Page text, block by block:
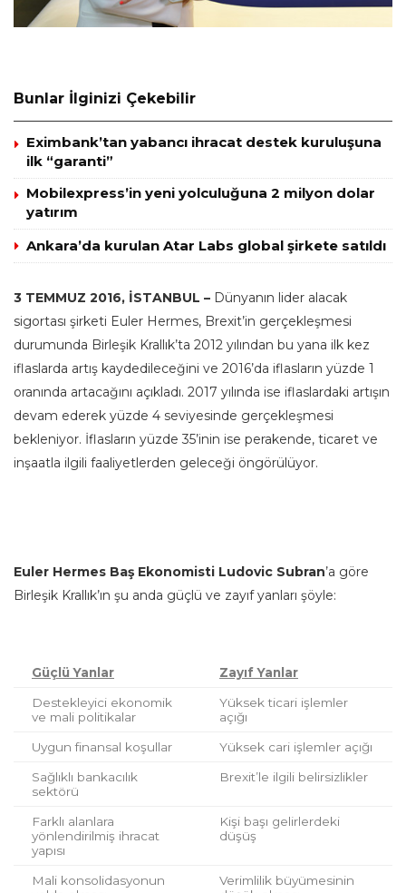
Bunlar İlginizi Çekebilir
Eximbank’tan yabancı ihracat destek kuruluşuna
ilk “garanti”
Mobilexpress’in yeni yolculuğuna 2 milyon dolar
yatırım
Ankara’da kurulan Atar Labs global şirkete satıldı
3 TEMMUZ 2016, İSTANBUL – Dünyanın lider alacak
sigortası şirketi Euler Hermes, Brexit’in gerçekleşmesi
durumunda Birleşik Krallık’ta 2012 yılından bu yana ilk kez
iflaslarda artış kaydedileceğini ve 2016’da iflasların yüzde 1
oranında artacağını açıkladı. 2017 yılında ise iflaslardaki artışın
devam ederek yüzde 4 seviyesinde gerçekleşmesi
bekleniyor. İflasların yüzde 35’inin ise perakende, ticaret ve
inşaatla ilgili faaliyetlerden geleceği öngörülüyor.
Euler Hermes Baş Ekonomisti Ludovic Subran’a göre
Birleşik Krallık’ın şu anda güçlü ve zayıf yanları şöyle:
Güçlü Yanlar Zayıf Yanlar
Destekleyici ekonomik
ve mali politikalar
Yüksek ticari işlemler
açığı
Uygun finansal koşullar Yüksek cari işlemler açığı
Sağlıklı bankacılık
sektörü
Brexit’le ilgili belirsizlikler
Farklı alanlara
yönlendirilmiş ihracat
yapısı
Kişi başı gelirlerdeki
düşüş
Mali konsolidasyonun
Verimlilik büyümesinin